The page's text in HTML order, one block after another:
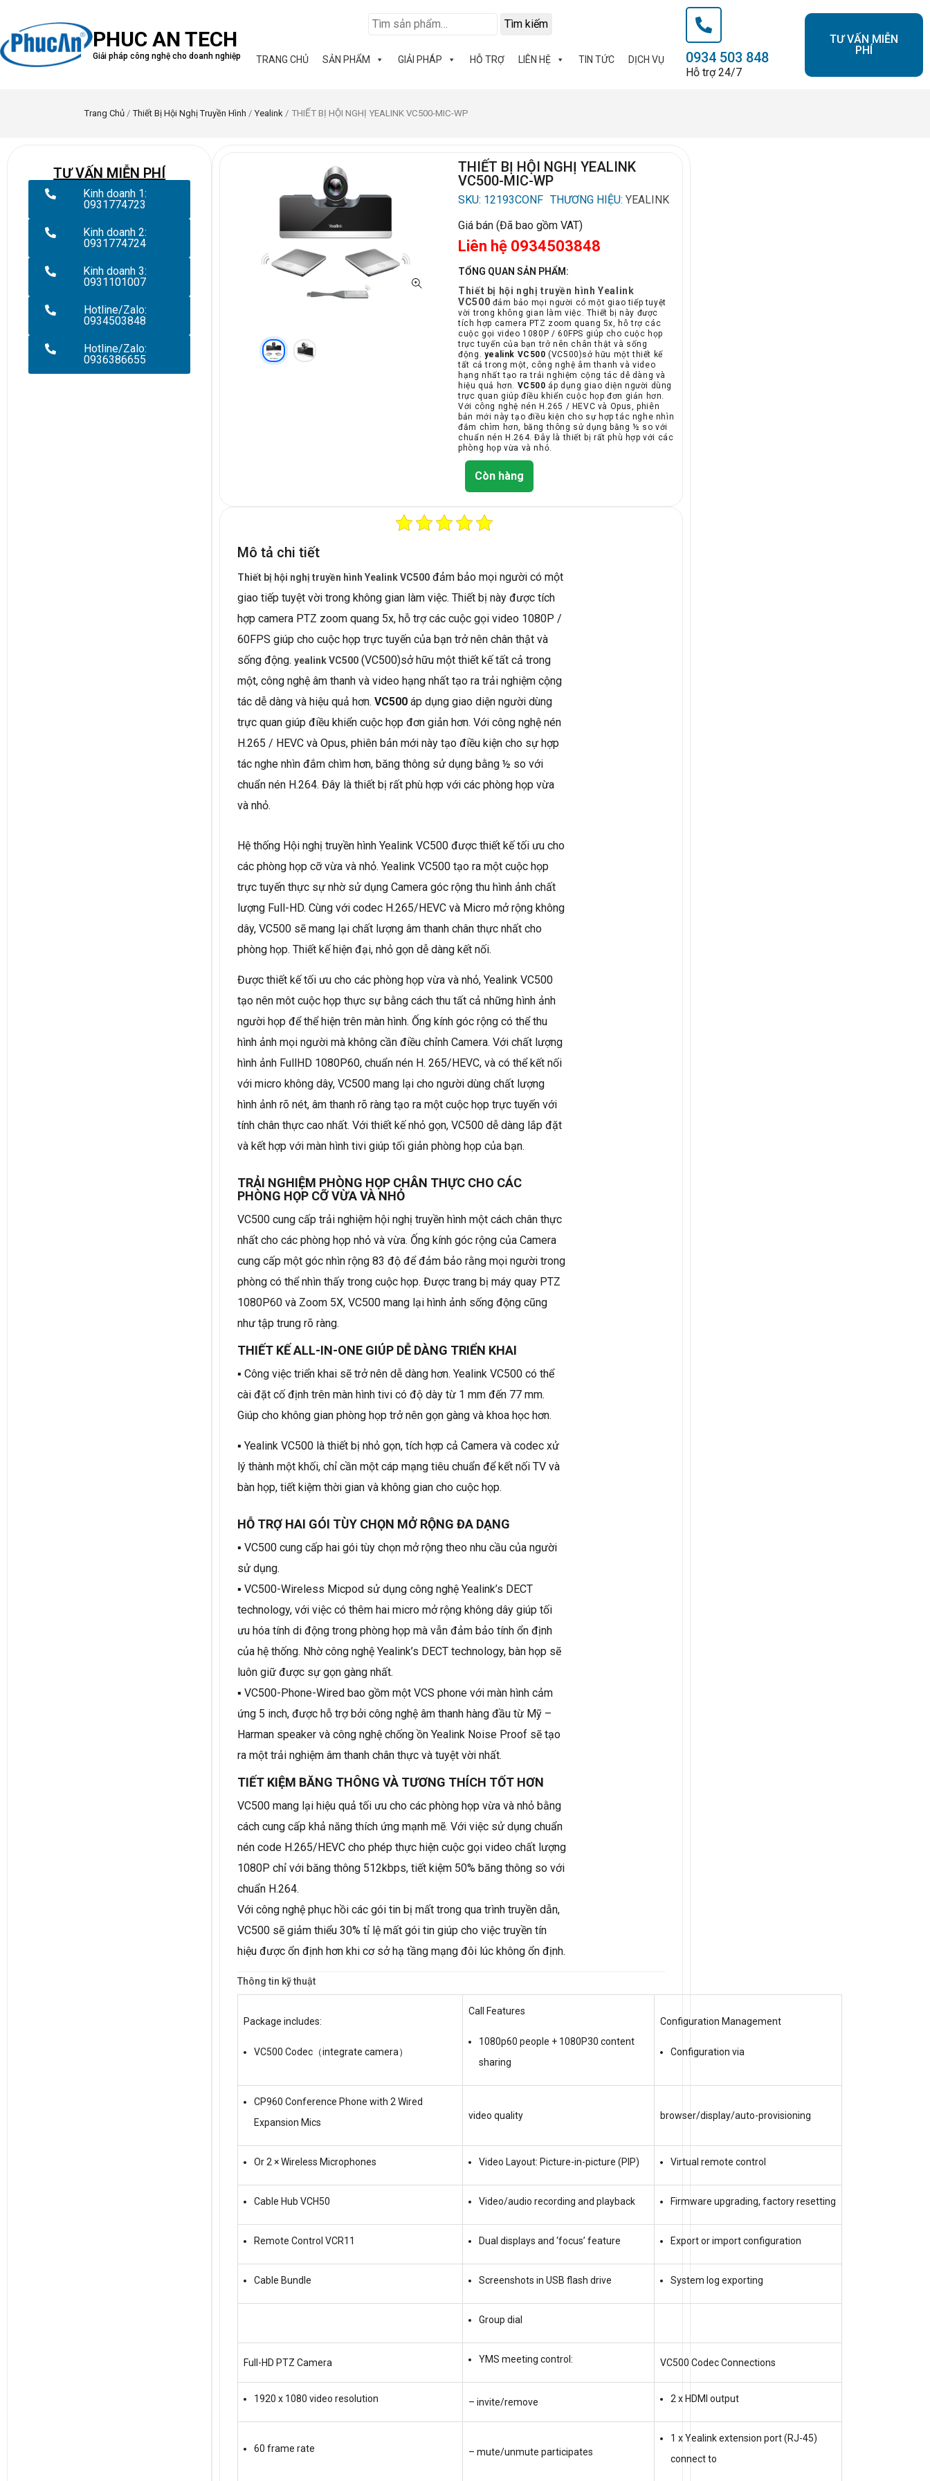
PHUC AN TECH
Giải pháp công nghệ cho doanh nghiệp
Tìm kiếm
TRANG CHỦ SẢN PHẨM GIẢI PHÁP HỖ TRỢ LIÊN HỆ TIN TỨC DỊCH VỤ 0934 503 848
Hỗ trợ 24/7
TƯ VẤN MIỄN
PHÍ
Trang Chủ /Thiết Bị Hội Nghị Truyền Hình /Yealink / THIẾT BỊ HỘI NGHỊ YEALINK VC500-MIC-WP
TƯ VẤN MIỄN PHÍ
Kinh doanh 1:
0931774723
Kinh doanh 2:
0931774724
Kinh doanh 3:
0931101007
Hotline/Zalo:
0934503848
Hotline/Zalo:
0936386655
THIẾT BỊ HỘI NGHỊ YEALINK
VC500-MIC-WP
SKU: 12193CONF THƯƠNG HIỆU:YEALINK
Giá bán (Đã bao gồm VAT)
Liên hệ 0934503848
TỔNG QUAN SẢN PHẨM:
Thiết bị hội nghị truyền hình Yealink
VC500 đảm bảo mọi người có một giao tiếp tuyệt
vời trong không gian làm việc. Thiết bị này được
tích hợp camera PTZ zoom quang 5x, hỗ trợ các
cuộc gọi video 1080P / 60FPS giúp cho cuộc họp
trực tuyến của bạn trở nên chân thật và sống
động. yealink VC500 (VC500)sở hữu một thiết kế
tất cả trong một, công nghệ âm thanh và video
hạng nhất tạo ra trải nghiệm cộng tác dễ dàng và
hiệu quả hơn. VC500 áp dụng giao diện người dùng
trực quan giúp điều khiển cuộc họp đơn giản hơn.
Với công nghệ nén H.265 / HEVC và Opus, phiên
bản mới này tạo điều kiện cho sự hợp tác nghe nhìn
đắm chìm hơn, băng thông sử dụng bằng ½ so với
chuẩn nén H.264. Đây là thiết bị rất phù hợp với các
phòng họp vừa và nhỏ.
Còn hàng
Mô tả chi tiết
Thiết bị hội nghị truyền hình Yealink VC500 đảm bảo mọi người có một
giao tiếp tuyệt vời trong không gian làm việc. Thiết bị này được tích
hợp camera PTZ zoom quang 5x, hỗ trợ các cuộc gọi video 1080P /
60FPS giúp cho cuộc họp trực tuyến của bạn trở nên chân thật và
sống động.yealink VC500 (VC500)sở hữu một thiết kế tất cả trong
một, công nghệ âm thanh và video hạng nhất tạo ra trải nghiệm cộng
tác dễ dàng và hiệu quả hơn.VC500 áp dụng giao diện người dùng
trực quan giúp điều khiển cuộc họp đơn giản hơn. Với công nghệ nén
H.265 / HEVC và Opus, phiên bản mới này tạo điều kiện cho sự hợp
tác nghe nhìn đắm chìm hơn, băng thông sử dụng bằng ½ so với
chuẩn nén H.264. Đây là thiết bị rất phù hợp với các phòng họp vừa
và nhỏ.
Hệ thống Hội nghị truyền hình Yealink VC500 được thiết kế tối ưu cho
các phòng họp cỡ vừa và nhỏ. Yealink VC500 tạo ra một cuộc họp
trực tuyến thực sự nhờ sử dụng Camera góc rộng thu hình ảnh chất
lượng Full-HD. Cùng với codec H.265/HEVC và Micro mở rộng không
dây, VC500 sẽ mang lại chất lượng âm thanh chân thực nhất cho
phòng họp. Thiết kế hiện đại, nhỏ gọn dễ dàng kết nối.
Được thiết kế tối ưu cho các phòng họp vừa và nhỏ, Yealink VC500
tạo nên môt cuộc họp thực sự bằng cách thu tất cả những hình ảnh
người họp để thể hiện trên màn hình. Ống kính góc rộng có thể thu
hình ảnh mọi người mà không cần điều chỉnh Camera. Với chất lượng
hình ảnh FullHD 1080P60, chuẩn nén H. 265/HEVC, và có thể kết nối
với micro không dây, VC500 mang lại cho người dùng chất lượng
hình ảnh rõ nét, âm thanh rõ ràng tạo ra một cuộc họp trực tuyến với
tính chân thực cao nhất. Với thiết kế nhỏ gọn, VC500 dễ dàng lắp đặt
và kết hợp với màn hình tivi giúp tối giản phòng họp của bạn.
TRẢI NGHIỆM PHÒNG HỌP CHÂN THỰC CHO CÁC
PHÒNG HỌP CỠ VỪA VÀ NHỎ
VC500 cung cấp trải nghiệm hội nghị truyền hình một cách chân thực
nhất cho các phòng họp nhỏ và vừa. Ống kính góc rộng của Camera
cung cấp một góc nhìn rộng 83 độ để đảm bảo rằng mọi người trong
phòng có thể nhìn thấy trong cuộc họp. Được trang bị máy quay PTZ
1080P60 và Zoom 5X, VC500 mang lại hình ảnh sống động cũng
như tập trung rõ ràng.
THIẾT KẾ ALL-IN-ONE GIÚP DỄ DÀNG TRIỂN KHAI
▪ Công việc triển khai sẽ trở nên dễ dàng hơn. Yealink VC500 có thể
cài đặt cố định trên màn hình tivi có độ dày từ 1 mm đến 77 mm.
Giúp cho không gian phòng họp trở nên gọn gàng và khoa học hơn.
▪ Yealink VC500 là thiết bị nhỏ gọn, tích hợp cả Camera và codec xử
lý thành một khối, chỉ cần một cáp mạng tiêu chuẩn để kết nối TV và
bàn họp, tiết kiệm thời gian và không gian cho cuộc họp.
HỖ TRỢ HAI GÓI TÙY CHỌN MỞ RỘNG ĐA DẠNG
▪ VC500 cung cấp hai gói tùy chọn mở rộng theo nhu cầu của người
sử dụng.
▪ VC500-Wireless Micpod sử dụng công nghệ Yealink’s DECT
technology, với việc có thêm hai micro mở rộng không dây giúp tối
ưu hóa tính di động trong phòng họp mà vẫn đảm bảo tính ổn định
của hệ thống. Nhờ công nghệ Yealink’s DECT technology, bàn họp sẽ
luôn giữ được sự gọn gàng nhất.
▪ VC500-Phone-Wired bao gồm một VCS phone với màn hình cảm
ứng 5 inch, được hỗ trợ bởi công nghệ âm thanh hàng đầu từ Mỹ –
Harman speaker và công nghệ chống ồn Yealink Noise Proof sẽ tạo
ra một trải nghiệm âm thanh chân thực và tuyệt vời nhất.
TIẾT KIỆM BĂNG THÔNG VÀ TƯƠNG THÍCH TỐT HƠN
VC500 mang lại hiệu quả tối ưu cho các phòng họp vừa và nhỏ bằng
cách cung cấp khả năng thích ứng mạnh mẽ. Với việc sử dụng chuẩn
nén code H.265/HEVC cho phép thực hiện cuộc gọi video chất lượng
1080P chỉ với băng thông 512kbps, tiết kiệm 50% băng thông so với
chuẩn H.264.
Với công nghệ phục hồi các gói tin bị mất trong qua trình truyền dẫn,
VC500 sẽ giảm thiểu 30% tỉ lệ mất gói tin giúp cho việc truyền tín
hiệu được ổn định hơn khi cơ sở hạ tầng mạng đôi lúc không ổn định.
Thông tin kỹ thuật
Package includes:
VC500 Codec（integrate camera）
Call Features
1080p60 people + 1080P30 content
sharing
Configuration Management
Configuration via
CP960 Conference Phone with 2 Wired
Expansion Mics
video quality browser/display/auto-provisioning
Or 2 × Wireless Microphones Video Layout: Picture-in-picture (PIP) Virtual remote control
Cable Hub VCH50 Video/audio recording and playback Firmware upgrading, factory resetting
Remote Control VCR11 Dual displays and ‘focus’ feature Export or import configuration
Cable Bundle Screenshots in USB flash drive System log exporting
Group dial
Full-HD PTZ Camera YMS meeting control: VC500 Codec Connections
1920 x 1080 video resolution – invite/remove 2 x HDMI output
60 frame rate – mute/unmute participates
1 x Yealink extension port (RJ-45)
connect to